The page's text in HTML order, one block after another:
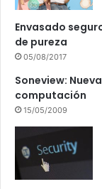
Envasado
de pureza
05/08/2017
Soneview:
computación
15/05/2009